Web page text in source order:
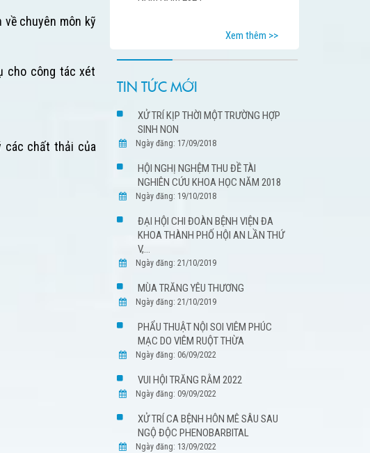
chuyên môn kỹ
cho công tác xét
các chất thải của
Xem thêm >>
TIN TỨC MỚI
XỬ TRÍ KỊP THỜI MỘT TRƯỜNG HỢP
SINH NON
Ngày đăng: 17/09/2018
HỘI NGHỊ NGHỆM THU ĐỀ TÀI
NGHIÊN CỨU KHOA HỌC NĂM 2018
Ngày đăng: 19/10/2018
ĐẠI HỘI CHI ĐOÀN BỆNH VIỆN ĐA
KHOA THÀNH PHỐ HỘI AN LẦN THỨ
V,...
Ngày đăng: 21/10/2019
MÙA TRĂNG YÊU THƯƠNG
Ngày đăng: 21/10/2019
PHẨU THUẬT NỘI SOI VIÊM PHÚC
MẠC DO VIÊM RUỘT THỪA
Ngày đăng: 06/09/2022
VUI HỘI TRĂNG RẰM 2022
Ngày đăng: 09/09/2022
XỬ TRÍ CA BỆNH HÔN MÊ SÂU SAU
NGỘ ĐỘC PHENOBARBITAL
Ngày đăng: 13/09/2022